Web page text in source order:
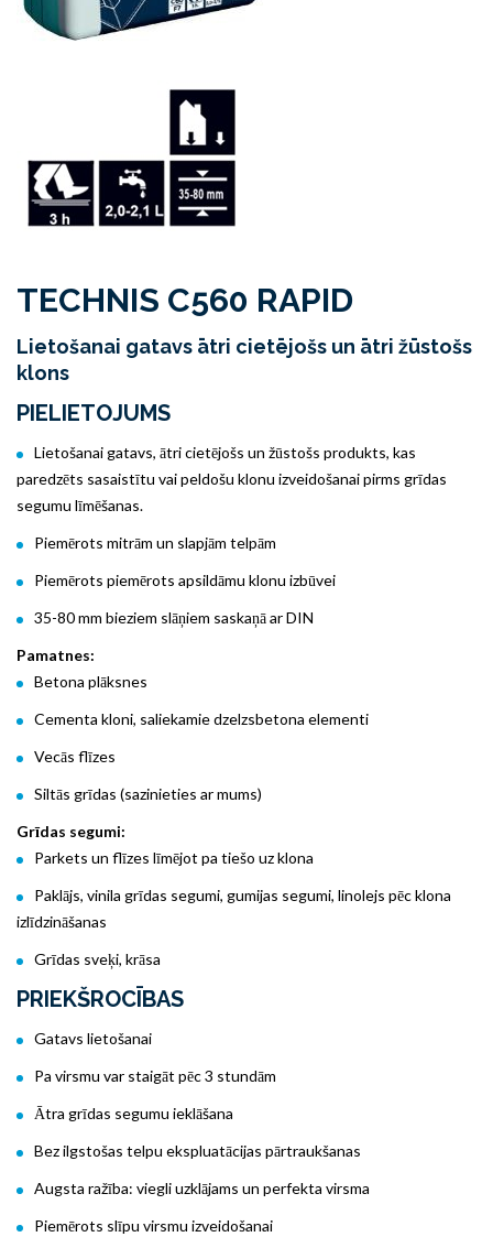
TECHNIS C560 RAPID
Lietošanai gatavs ātri cietējošs un ātri žūstošs
klons
PIELIETOJUMS
Lietošanai gatavs, ātri cietējošs un žūstošs produkts, kas
paredzēts sasaistītu vai peldošu klonu izveidošanai pirms grīdas
segumu līmēšanas.
Piemērots mitrām un slapjām telpām
Piemērots piemērots apsildāmu klonu izbūvei
35-80 mm bieziem slāņiem saskaņā ar DIN
Pamatnes:
Betona plāksnes
Cementa kloni, saliekamie dzelzsbetona elementi
Vecās flīzes
Siltās grīdas (sazinieties ar mums)
Grīdas segumi:
Parkets un flīzes līmējot pa tiešo uz klona
Paklājs, vinila grīdas segumi, gumijas segumi, linolejs pēc klona
izlīdzināšanas
Grīdas sveķi, krāsa
PRIEKŠROCĪBAS
Gatavs lietošanai
Pa virsmu var staigāt pēc 3 stundām
Ātra grīdas segumu ieklāšana
Bez ilgstošas telpu ekspluatācijas pārtraukšanas
Augsta ražība: viegli uzklājams un perfekta virsma
Piemērots slīpu virsmu izveidošanai